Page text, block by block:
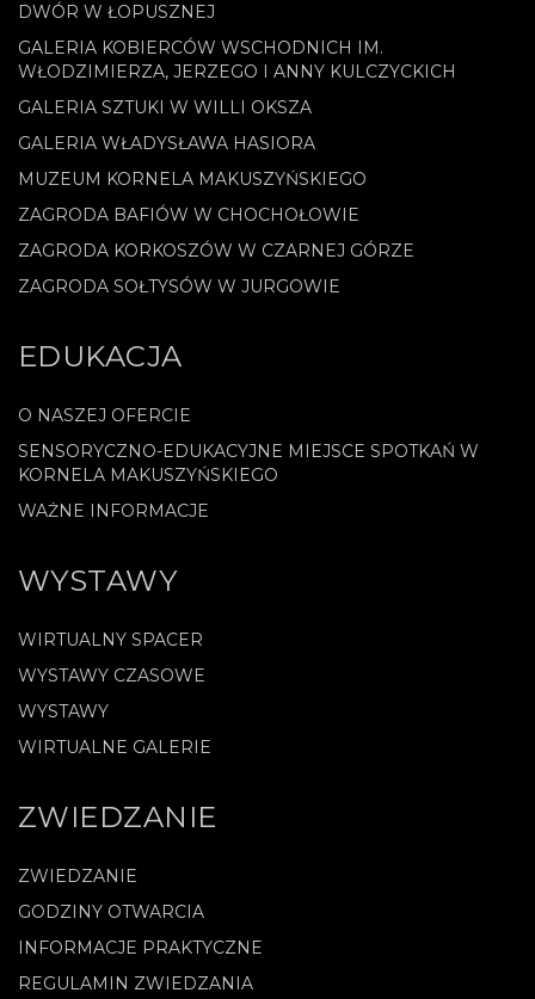
DWÓR W ŁOPUSZNEJ
GALERIA KOBIERCÓW WSCHODNICH IM.
WŁODZIMIERZA, JERZEGO I ANNY KULCZYCKICH
GALERIA SZTUKI W WILLI OKSZA
GALERIA WŁADYSŁAWA HASIORA
MUZEUM KORNELA MAKUSZYŃSKIEGO
ZAGRODA BAFIÓW W CHOCHOŁOWIE
ZAGRODA KORKOSZÓW W CZARNEJ GÓRZE
ZAGRODA SOŁTYSÓW W JURGOWIE
EDUKACJA
O NASZEJ OFERCIE
SENSORYCZNO-EDUKACYJNE MIEJSCE SPOTKAŃ W
KORNELA MAKUSZYŃSKIEGO
WAŻNE INFORMACJE
WYSTAWY
WIRTUALNY SPACER
WYSTAWY CZASOWE
WYSTAWY
WIRTUALNE GALERIE
ZWIEDZANIE
ZWIEDZANIE
GODZINY OTWARCIA
INFORMACJE PRAKTYCZNE
REGULAMIN ZWIEDZANIA